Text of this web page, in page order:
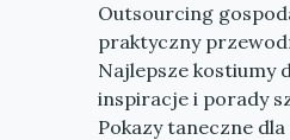
Outsourcing
praktyczny
Najlepsze kostiumy
inspiracje i porady
Pokazy taneczne